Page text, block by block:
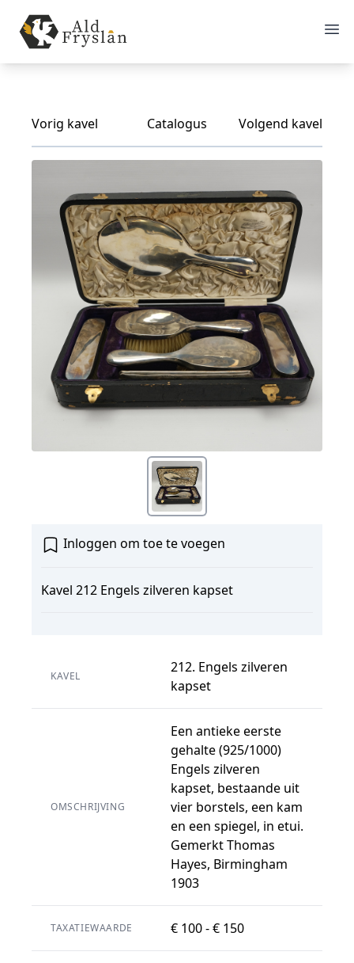
Vorig kavel Catalogus Volgend kavel
Inloggen om toe te voegen
Kavel 212 Engels zilveren kapset
KAVEL
212. Engels zilveren
kapset
OMSCHRIJVING
Een antieke eerste
gehalte (925/1000)
Engels zilveren
kapset, bestaande uit
vier borstels, een kam
en een spiegel, in etui.
Gemerkt Thomas
Hayes, Birmingham
1903
TAXATIEWAARDE € 100 - € 150